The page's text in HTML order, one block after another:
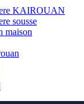
KAIROUAN
sousse
maison